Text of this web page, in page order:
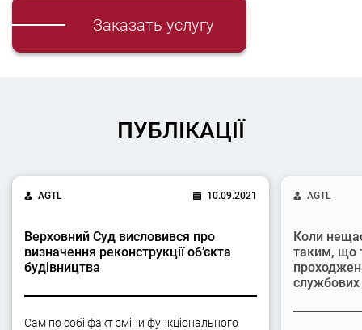
Заказать услугу
ПУБЛІКАЦІЇ
AGTL 10.09.2021
Верховний Суд висловився про
визначення реконструкції об’єкта
будівництва
Сам по собі факт зміни функціонального
AGTL
Коли
таким, що
службових